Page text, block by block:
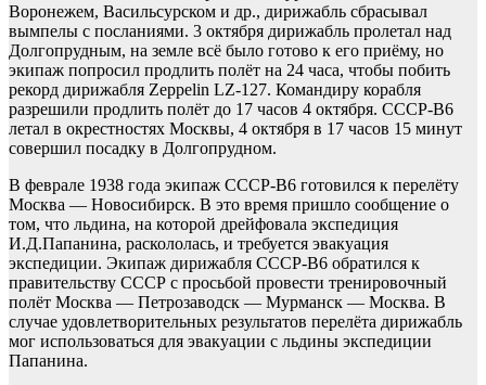
Воронежем, Васильсурском и др., дирижабль сбрасывал
вымпелы с посланиями. 3 октября дирижабль пролетал над
Долгопрудным, на земле всё было готово к его приёму, но
экипаж попросил продлить полёт на 24 часа, чтобы побить
рекорд дирижабля Zeppelin LZ-127. Командиру корабля
разрешили продлить полёт до 17 часов 4 октября. СССР-В6
летал в окрестностях Москвы, 4 октября в 17 часов 15 минут
совершил посадку в Долгопрудном.
В феврале 1938 года экипаж СССР-В6 готовился к перелёту
Москва — Новосибирск. В это время пришло сообщение о
том, что льдина, на которой дрейфовала экспедиция
И.Д.Папанина, раскололась, и требуется эвакуация
экспедиции. Экипаж дирижабля СССР-В6 обратился к
правительству СССР с просьбой провести тренировочный
полёт Москва — Петрозаводск — Мурманск — Москва. В
случае удовлетворительных результатов перелёта дирижабль
мог использоваться для эвакуации с льдины экспедиции
Папанина.